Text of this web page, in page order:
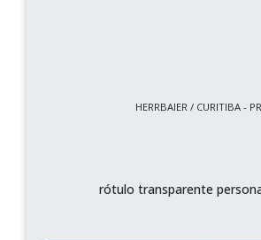
HERRBAIER / CURITIBA - PR
rótulo transparente